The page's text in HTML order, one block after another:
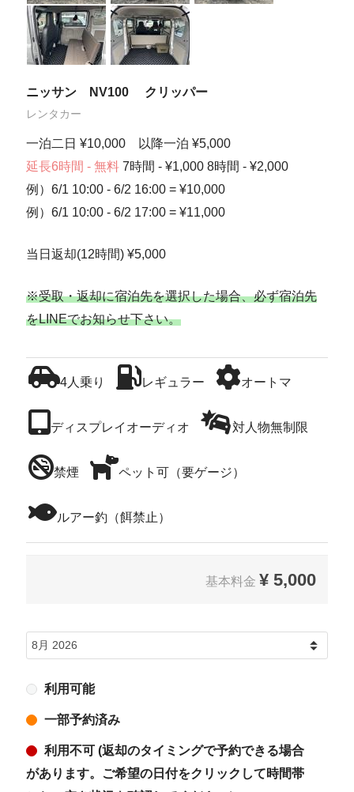
ニッサン NV100 クリッパー
レンタカー
一泊二日 ¥10,000 以降一泊 ¥5,000
延長6時間 - 無料7時間 - ¥1,000 8時間 - ¥2,000
例）6/1 10:00 - 6/2 16:00 = ¥10,000
例）6/1 10:00 - 6/2 17:00 = ¥11,000
当日返却(12時間) ¥5,000
※受取・返却に宿泊先を選択した場合、必ず宿泊先
をLINEでお知らせ下さい。
4人乗り レギュラー オートマ
ディスプレイオーディオ 対人物無制限
禁煙 ペット可（要ゲージ）
ルアー釣（餌禁止）
基本料金 ¥ 5,000
利用可能
一部予約済み
利用不可 (返却のタイミングで予約できる場合
があります。ご希望の日付をクリックして時間帯